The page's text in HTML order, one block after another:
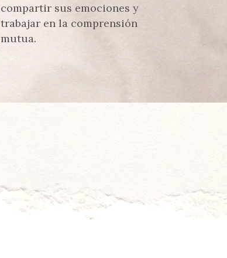
compartir sus emociones y
trabajar en la comprensión
mutua.